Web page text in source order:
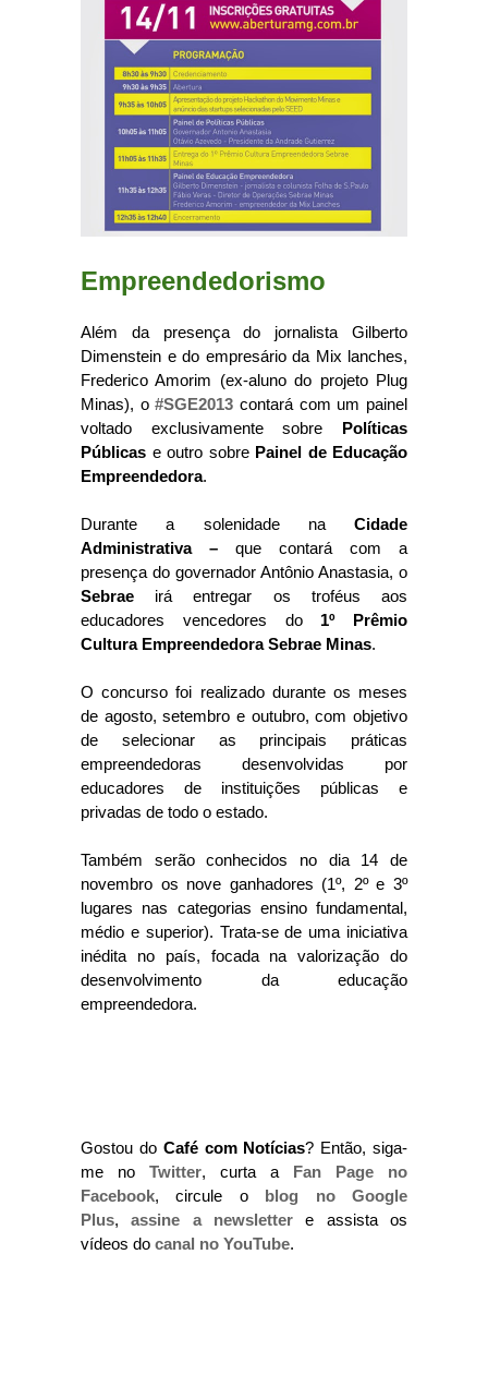
Empreendedorismo
Além da presença do jornalista Gilberto
Dimenstein e do empresário da Mix lanches,
Frederico Amorim (ex-aluno do projeto Plug
Minas), o#SGE2013 contará com um painel
voltado exclusivamente sobre Políticas
Públicas e outro sobrePainel de Educação
Empreendedora.
Durante a solenidade na Cidade
Administrativa – que contará com a
presença do governador Antônio Anastasia, o
Sebrae irá entregar os troféus aos
educadores vencedores do 1º Prêmio
Cultura Empreendedora Sebrae Minas.
O concurso foi realizado durante os meses
de agosto, setembro e outubro, com objetivo
de selecionar as principais práticas
empreendedoras desenvolvidas por
educadores de instituições públicas e
privadas de todo o estado.
Também serão conhecidos no dia 14 de
novembro os nove ganhadores (1º, 2º e 3º
lugares nas categorias ensino fundamental,
médio e superior). Trata-se de uma iniciativa
inédita no país, focada na valorização do
desenvolvimento da educação
empreendedora.
Gostou do Café com Notícias? Então, siga-
me no Twitter, curta a Fan Page no
Facebook, circule o blog no Google
Plus,assine a newsletter e assista os
vídeos do canal no YouTube.